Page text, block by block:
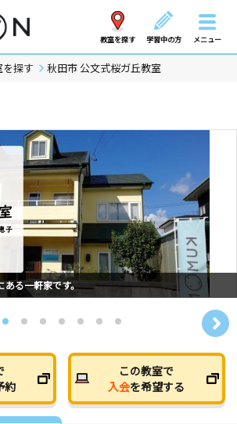
教室を探す 学習中の方 メニュー
探す 秋田市 公文式桜ガ丘教室
ある一軒家です。
約
この教室で
入会を希望する